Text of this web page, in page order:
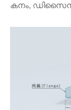
കനം, ഡിസൈൻ